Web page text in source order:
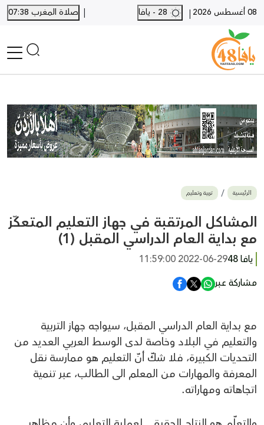
08 أغسطس 2026 |
| صلاة المغرب 07:38
أخبار محلية
أخبار يافا
SHORTS
أخبار اللد والرملة
بيع وشراء
أخبار القدس
وفيات
المزيد
ارسل خبر
الرئيسية تربية وتعليم
المشاكل المرتقبة في جهاز التعليم المتعكّز
مع بداية العام الدراسي المقبل (1)
يافا 48
2022-06-29 11:59:00
مشاركة عبر
مع بداية العام الدراسي المقبل، سيواجه جهاز التربية
والتعليم في البلاد وخاصة لدى الوسط العربي العديد من
التحديات الكبيرة، فلا شكّ أنّ التعليم هو ممارسة نقل
المعرفة والمهارات من المعلم الى الطالب، عبر تنمية
اتجاهاته ومهاراته.